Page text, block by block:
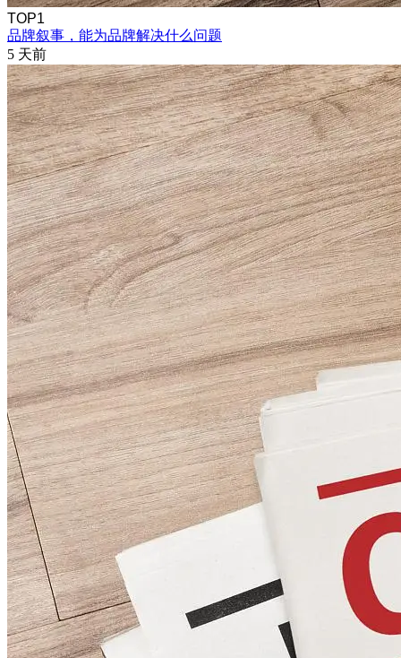
TOP1
品牌叙事，能为品牌解决什么问题
5 天前